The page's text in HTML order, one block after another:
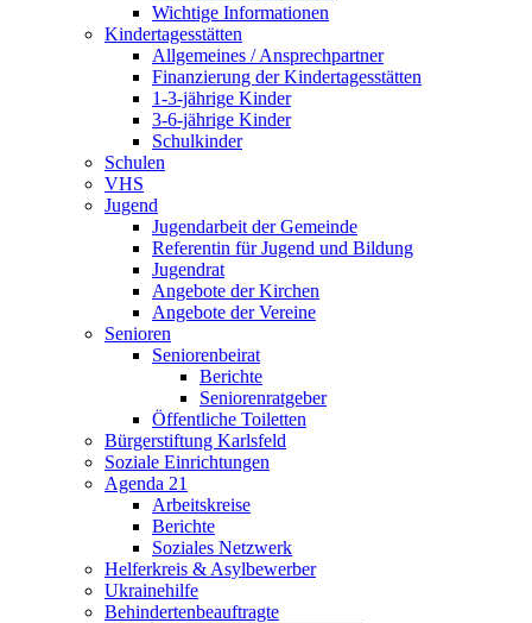
Wichtige Informationen
Kindertagesstätten
Allgemeines / Ansprechpartner
Finanzierung der Kindertagesstätten
1-3-jährige Kinder
3-6-jährige Kinder
Schulkinder
Schulen
VHS
Jugend
Jugendarbeit der Gemeinde
Referentin für Jugend und Bildung
Jugendrat
Angebote der Kirchen
Angebote der Vereine
Senioren
Seniorenbeirat
Berichte
Seniorenratgeber
Öffentliche Toiletten
Bürgerstiftung Karlsfeld
Soziale Einrichtungen
Agenda 21
Arbeitskreise
Berichte
Soziales Netzwerk
Helferkreis & Asylbewerber
Ukrainehilfe
Behindertenbeauftragte